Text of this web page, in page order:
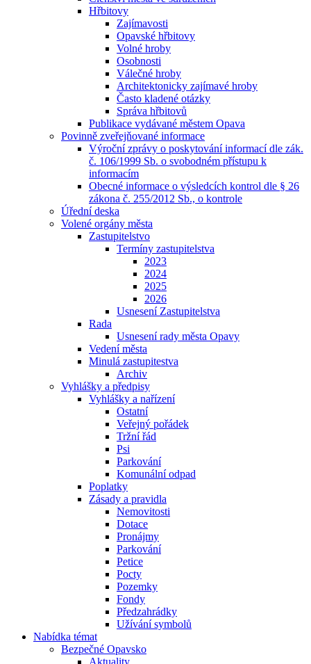
Hřbitovy
Zajímavosti
Opavské hřbitovy
Volné hroby
Osobnosti
Válečné hroby
Architektonicky zajímavé hroby
Často kladené otázky
Správa hřbitovů
Publikace vydávané městem Opava
Povinně zveřejňované informace
Výroční zprávy o poskytování informací dle zák.
č. 106/1999 Sb. o svobodném přístupu k
informacím
Obecné informace o výsledcích kontrol dle § 26
zákona č. 255/2012 Sb., o kontrole
Úřední deska
Volené orgány města
Zastupitelstvo
Termíny zastupitelstva
2023
2024
2025
2026
Usnesení Zastupitelstva
Rada
Usnesení rady města Opavy
Vedení města
Minulá zastupitestva
Archiv
Vyhlášky a předpisy
Vyhlášky a nařízení
Ostatní
Veřejný pořádek
Tržní řád
Psi
Parkování
Komunální odpad
Poplatky
Zásady a pravidla
Nemovitosti
Dotace
Pronájmy
Parkování
Petice
Pocty
Pozemky
Fondy
Předzahrádky
Užívání symbolů
Nabídka témat
Bezpečné Opavsko